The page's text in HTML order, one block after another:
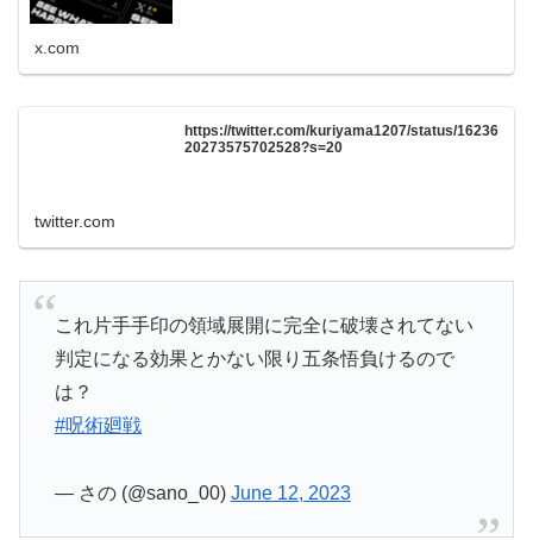
x.com
https://twitter.com/kuriyama1207/status/16236
20273575702528?s=20
twitter.com
これ片手手印の領域展開に完全に破壊されてない
判定になる効果とかない限り五条悟負けるので
は？
#呪術廻戦
— さの (@sano_00) June 12, 2023